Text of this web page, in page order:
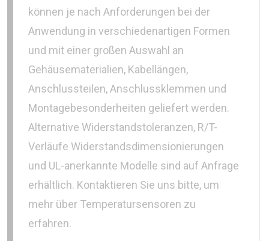
können je nach Anforderungen bei der
Anwendung in verschiedenartigen Formen
und mit einer großen Auswahl an
Gehäusematerialien, Kabellängen,
Anschlussteilen, Anschlussklemmen und
Montagebesonderheiten geliefert werden.
Alternative Widerstandstoleranzen, R/T-
Verläufe Widerstandsdimensionierungen
und UL-anerkannte Modelle sind auf Anfrage
erhältlich. Kontaktieren Sie uns bitte, um
mehr über Temperatursensoren zu
erfahren.